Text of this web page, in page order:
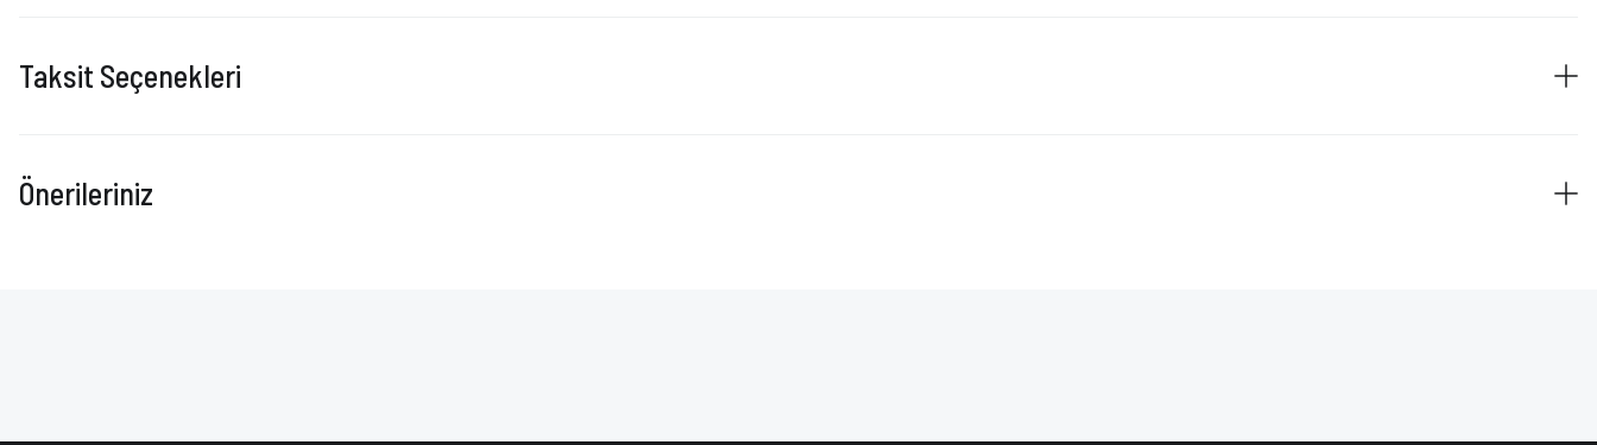
Taksit Seçenekleri
Önerileriniz